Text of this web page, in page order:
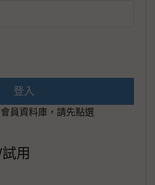
登入
員資料庫，請先點選
用